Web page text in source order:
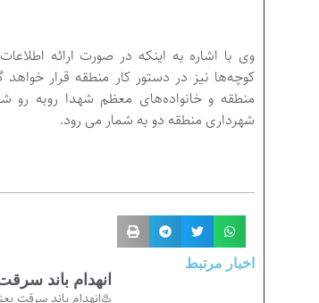
وی با اشاره به اینکه در صورت ارائه
کوچه‌ها نیز در دستور کار منطقه قرار
منطقه و خانواده‌های معظم شهدا روبه رو
شهرداری منطقه دو به شمار می‌ رود.
اخبار مرتبط
انهدام باند